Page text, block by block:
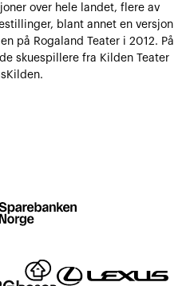
over hele landet, flere av
blant annet en versjon
på Rogaland Teater i 2012. På
skuespillere fra Kilden Teater